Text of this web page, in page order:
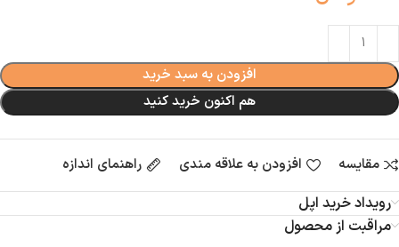
افزودن به سبد خرید
هم اکنون خرید کنید
مقایسه افزودن به علاقه مندی راهنمای اندازه
رویداد خرید اپل
مراقبت از محصول